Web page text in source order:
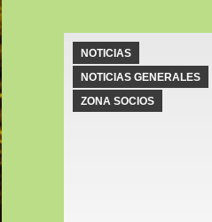
NOTICIAS
NOTICIAS GENERALES
ZONA SOCIOS